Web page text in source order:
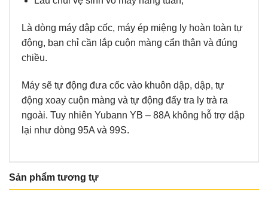
Là dòng máy dập cốc, máy ép miệng ly hoàn toàn tự
động, bạn chỉ cần lắp cuộn màng cẩn thận và đúng
chiều.
Máy sẽ tự động đưa cốc vào khuôn dập, dập, tự
động xoay cuộn màng và tự động đẩy tra ly trà ra
ngoài. Tuy nhiên Yubann YB – 88A không hỗ trợ dập
lại như dòng 95A và 99S.
Sản phẩm tương tự